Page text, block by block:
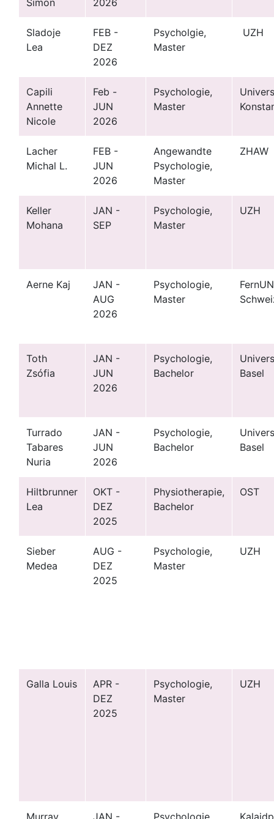
Sladoje
Lea
FEB -
DEZ
2026
Psycholgie,
Master
UZH
Capili
Annette
Nicole
Feb -
JUN
2026
Psychologie,
Master
Lacher
Michal L.
FEB -
JUN
2026
Angewandte
Psychologie,
Master
ZHAW
Keller
Mohana
JAN -
SEP
Psychologie,
Master
UZH
Aerne Kaj
JAN -
AUG
2026
Psychologie,
Master
Toth
Zsófia
JAN -
JUN
2026
Psychologie,
Bachelor
Basel
Turrado
Tabares
Nuria
JAN -
JUN
2026
Psychologie,
Bachelor
Basel
Hiltbrunner
Lea
OKT -
DEZ
2025
Physiotherapie,
Bachelor
OST
Sieber
Medea
AUG -
DEZ
2025
Psychologie,
Master
UZH
Galla Louis
APR -
DEZ
2025
Psychologie,
Master
UZH
Murray JAN - Psychologie